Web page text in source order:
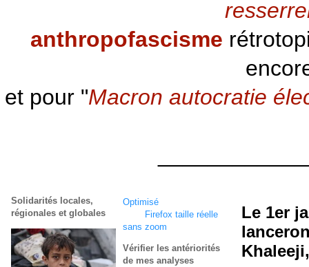
anthropofascisme
et pour "Macron autocratie
Le 1er
Optimisé
Firefox taille réelle
sans zoom
Vérifier les antériorités
de mes analyses
Solidarités locales,
régionales et globales